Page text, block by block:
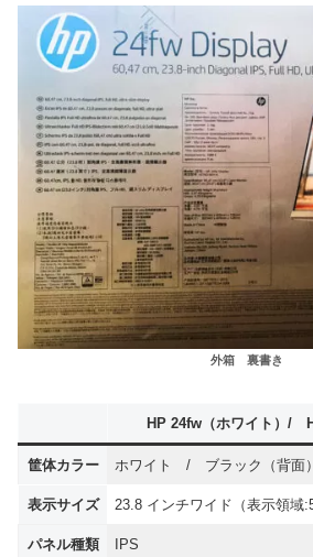
外箱 裏書き
HP 24fw（ホワイト） /
筐体カラー ホワイト / ブラック（背面）
表示サイズ 23.8 インチワイド（表示領域
パネル種類 IPS